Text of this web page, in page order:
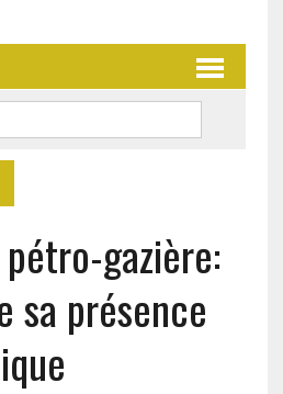
gazière:
sa présence